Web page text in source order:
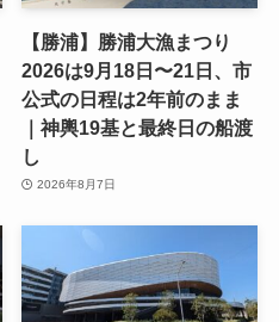
【勝浦】勝浦大漁まつり
2026は9月18日〜21日、市
公式の日程は2年前のまま
｜神輿19基と最終日の船渡
し
2026年8月7日